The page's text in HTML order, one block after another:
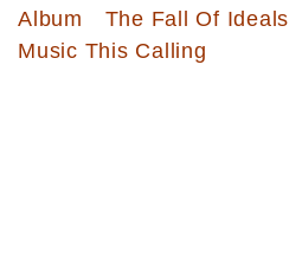
Album The Fall Of Ideals
Music This Calling